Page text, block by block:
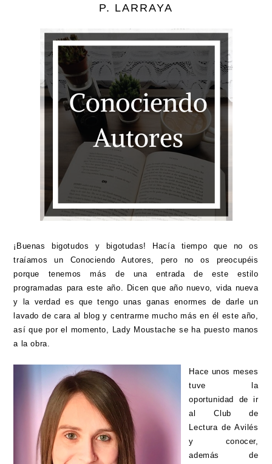
P. LARRAYA
¡Buenas bigotudos y bigotudas! Hacía tiempo que no os
traíamos un Conociendo Autores, pero no os preocupéis
porque tenemos más de una entrada de este estilo
programadas para este año. Dicen que año nuevo, vida nueva
y la verdad es que tengo unas ganas enormes de darle un
lavado de cara al blog y centrarme mucho más en él este año,
así que por el momento, Lady Moustache se ha puesto manos
a la obra.
Hace unos meses
tuve la
oportunidad de ir
al Club de
Lectura de Avilés
y conocer,
además de